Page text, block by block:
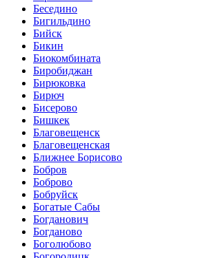
Беседино
Бигильдино
Бийск
Бикин
Биокомбината
Биробиджан
Бирюковка
Бирюч
Бисерово
Бишкек
Благовещенск
Благовещенская
Ближнее Борисово
Бобров
Боброво
Бобруйск
Богатые Сабы
Богданович
Богданово
Боголюбово